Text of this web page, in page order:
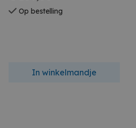
Op bestelling
In winkelmandje